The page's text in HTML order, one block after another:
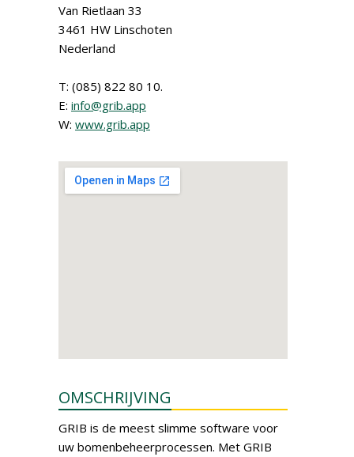
Van Rietlaan 33
3461 HW Linschoten
Nederland
T: (085) 822 80 10.
E: info@grib.app
W: www.grib.app
OMSCHRIJVING
GRIB is de meest slimme software voor
uw bomenbeheerprocessen. Met GRIB